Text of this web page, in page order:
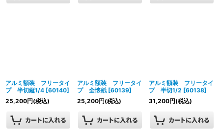
アルミ額装 フリータイ
プ 半切縦1/4 [60140]
25,200円(税込)
アルミ額装 フリータイ
プ 全懐紙 [60139]
25,200円(税込)
アルミ額装 フリータイ
プ 半切1/2 [60138]
31,200円(税込)